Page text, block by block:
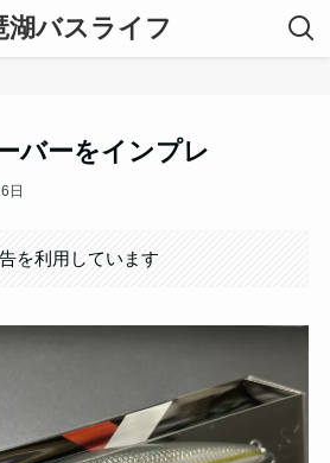
湖バスライフ
バーをインプレ
日
を利用しています